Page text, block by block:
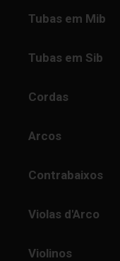
Tubas em Mib
Tubas em Sib
Cordas
Arcos
Contrabaixos
Violas d'Arco
Violinos